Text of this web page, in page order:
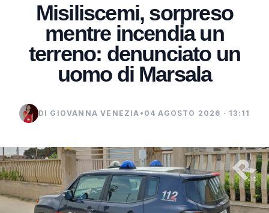
Misiliscemi, sorpreso
mentre incendia un
terreno: denunciato un
uomo di Marsala
DI GIOVANNA VENEZIA • 04 AGOSTO 2026 · 13:11